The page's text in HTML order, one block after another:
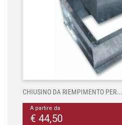
CHIUSINO DA RIEMPIMENTO PER...
A partire da
€ 44,50